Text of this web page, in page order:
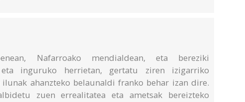
Nafarroako mendialdean, eta bereziki
inguruko herrietan, gertatu ziren izigarriko
ahanzteko belaunaldi franko behar izan dire.
zuen errealitatea eta ametsak bereizteko